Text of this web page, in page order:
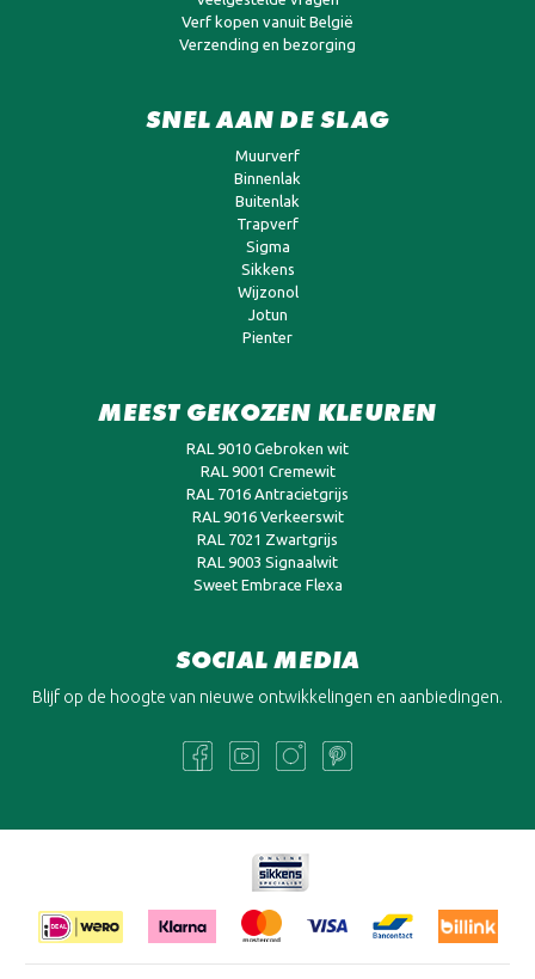
Verf kopen vanuit België
Verzending en bezorging
SNEL AAN DE SLAG
Muurverf
Binnenlak
Buitenlak
Trapverf
Sigma
Sikkens
Wijzonol
Jotun
Pienter
MEEST GEKOZEN KLEUREN
RAL 9010 Gebroken wit
RAL 9001 Cremewit
RAL 7016 Antracietgrijs
RAL 9016 Verkeerswit
RAL 7021 Zwartgrijs
RAL 9003 Signaalwit
Sweet Embrace Flexa
SOCIAL MEDIA
Blijf op de hoogte van nieuwe ontwikkelingen en aanbiedingen.